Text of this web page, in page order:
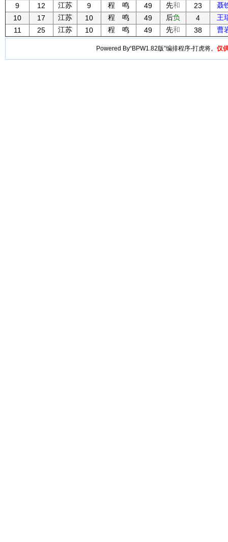
9
12 江苏 9 程 鸣 49 先和 23
聂
10
17 江苏 10 程 鸣 49 后负 4
王
11
25 江苏 10 程 鸣 49 先和 38 曹
Powered By“BPW1.82版”编排程序-打虎将。 仅